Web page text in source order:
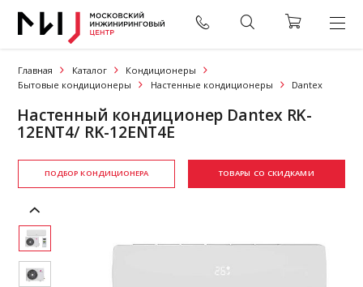
Главная Каталог
Кондиционеры
Бытовые кондиционеры
Настенные кондиционеры Dantex
Настенный кондиционер Dantex RK-
12ENT4/ RK-12ENT4E
ПОДБОР КОНДИЦИОНЕРА ТОВАРЫ СО СКИДКАМИ